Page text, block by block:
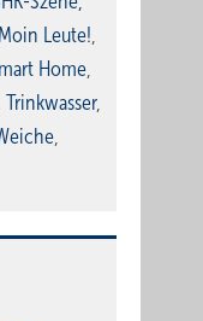
Moin Leute!,
Home,
Trinkwasser,
,